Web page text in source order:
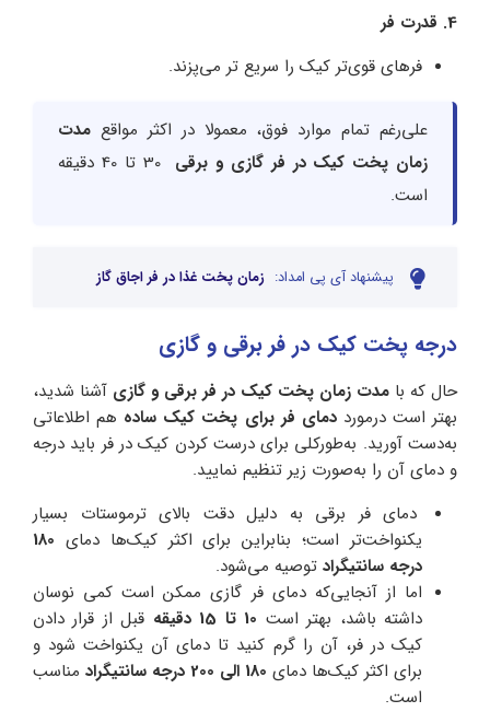
4. قدرت فر
فرهای قوی‌‌تر کیک را سریع‌ تر می‌‌پزند.
علی‌رغم تمام موارد فوق، معمولا در اکثر مواقع مدت
زمان پخت کیک در فر گازی و برقی
30 تا 40 دقیقه
است.
پیشنهاد آی پی امداد: زمان پخت غذا در فر اجاق گاز
درجه پخت کیک در فر برقی و گازی
حال که با مدت زمان پخت کیک در فر برقی و گازی آشنا شدید،
بهتر است درمورددمای فر برای پخت کیک ساده هم اطلاعاتی
به‌دست آورید. به‌طورکلی برای درست کردن کیک در فر باید درجه
و دمای آن را به‌صورت زیر تنظیم نمایید.
دمای فر برقی به دلیل دقت بالای ترموستات بسیار
یکنواخت‌تر است؛ بنابراین برای اکثر کیک‌ها دمای 180
درجه سانتیگراد توصیه می‌شود.
اما از آنجایی‌که دمای فر گازی ممکن است کمی نوسان
داشته باشد، بهتر است 10 تا 15 دقیقه
قبل از قرار دادن
کیک در فر، آن را گرم کنید تا دمای آن یکنواخت شود و
برای اکثر کیک‌ها دمای 180 الی 200 درجه سانتیگراد
مناسب
است.